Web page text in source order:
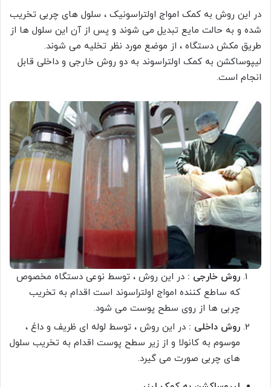
در این روش به کمک امواج اولتراسونیک ، سلول های چربی تخریب
شده و به حالت مایع تبدیل می شوند و پس از آن این سلول ها از
طریق مکش دستگاه ، از موضع مورد نظر تخلیه می شوند.
لیپوساکشن به کمک اولتراسوند به دو روش خارجی و داخلی قابل
انجام است.
روش خارجی : در این روش ، توسط نوعی دستگاه مخصوص
که ساطع کننده امواج اولتراسوند است اقدام به تخریب
چربی ها از روی سطح پوست می شود.
روش داخلی : در این روش ، توسط لوله ای ظریف و داغ ،
موسوم به کانولا و از زیر سطح پوست اقدام به تخریب سلول
های چربی صورت می گیرد.